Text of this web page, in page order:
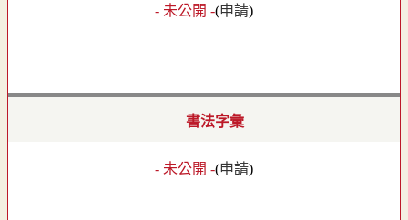
- 未公開 -(申請)
書法字彙
- 未公開 -(申請)